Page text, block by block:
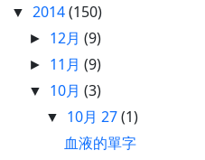
▼ 2014(150)
► 12月(9)
► 11月(9)
▼ 10月(3)
▼ 10月 27(1)
血液的單字